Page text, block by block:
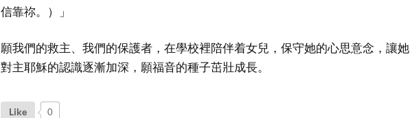
信靠祢。）」
願我們的救主、我們的保護者，在學校裡陪伴着女兒，保守她的心思意念，讓她
對主耶穌的認識逐漸加深，願福音的種子茁壯成長。
Like 0